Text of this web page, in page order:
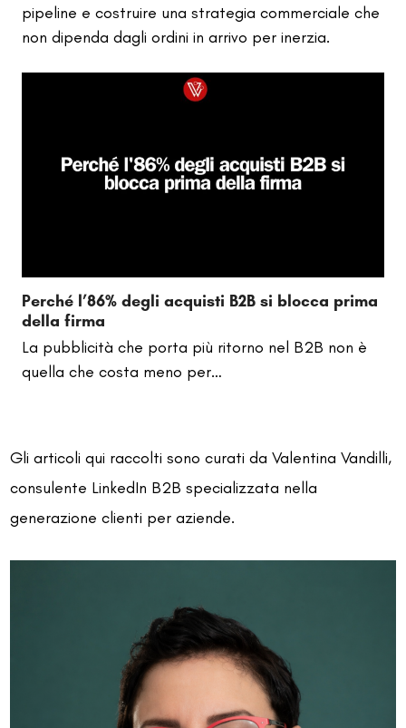
pipeline e costruire una strategia commerciale che
non dipenda dagli ordini in arrivo per inerzia.
Perché l’86% degli acquisti B2B si blocca prima
della firma
La pubblicità che porta più ritorno nel B2B non è
quella che costa meno per…
Gli articoli qui raccolti sono curati da Valentina Vandilli,
consulente LinkedIn B2B specializzata nella
generazione clienti per aziende.